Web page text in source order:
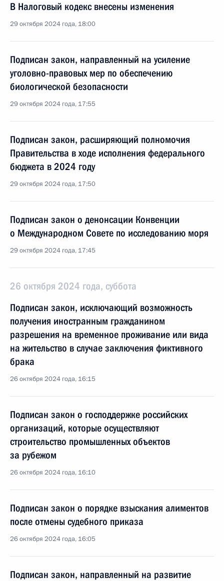
В Налоговый кодекс внесены изменения
29 октября 2024 года, 18:00
Подписан закон, направленный на усиление
уголовно-правовых мер по обеспечению
биологической безопасности
29 октября 2024 года, 17:55
Подписан закон, расширяющий полномочия
Правительства в ходе исполнения федерального
бюджета в 2024 году
29 октября 2024 года, 17:50
Подписан закон о денонсации Конвенции
о Международном Совете по исследованию моря
29 октября 2024 года, 17:45
26 октября 2024 года, суббота
Подписан закон, исключающий возможность
получения иностранным гражданином
разрешения на временное проживание или вида
на жительство в случае заключения фиктивного
брака
26 октября 2024 года, 16:15
Подписан закон о господдержке российских
организаций, которые осуществляют
строительство промышленных объектов
за рубежом
26 октября 2024 года, 16:10
Подписан закон о порядке взыскания алиментов
после отмены судебного приказа
26 октября 2024 года, 16:05
Подписан закон, направленный на развитие